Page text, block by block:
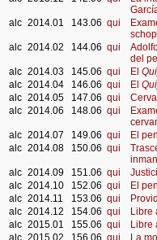
alc 2014.01 143.06 qui
alc 2014.02 144.06 qui
del
alc 2014.03 145.06 qui El
alc 2014.04 146.06 qui El
alc 2014.05 147.06 qui
alc 2014.06 148.06 qui
alc 2014.07 149.06 qui
El
alc 2014.08 150.06 qui
alc 2014.09 151.06 qui
alc 2014.10 152.06 qui
El
alc 2014.11 153.06 qui
alc 2014.12 154.06 qui
Libre
alc 2015.01 155.06 qui
Libre